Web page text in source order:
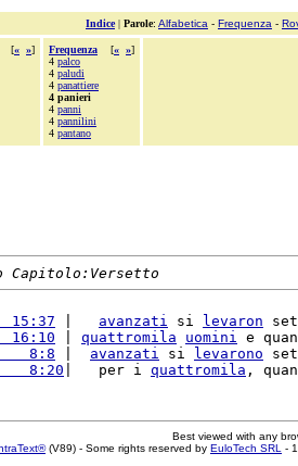
Indice| Parole: Alfabetica - Frequenza -
[« »]
Frequenza [« »]
4 palco
4 paludi
4 panattiere
4 panieri
4 panni
4 pannilini
4 pantano
Capitolo:Versetto
15:37 avanzati si levaron
16:10 quattromila uomini e
8:8 avanzati si levarono
8:20 |   per i quattromila ,
Best viewed with any
(V89) - Some rights reserved by EuloTech SRL -